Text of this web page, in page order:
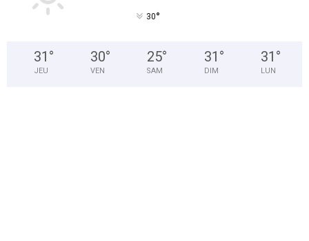
30°
31 °
JEU
30°
VEN
25°
SAM
31 °
DIM
31 °
LUN